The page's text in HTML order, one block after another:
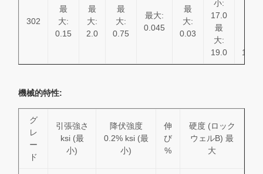
302
最
大:
0.15
最
大:
2.0
最
大:
0.75
最大:
0.045
最
大:
0.03
小:
17.0
最
大:
19.0
10.0
機械的特性:
グ
レ
ー
ド
引張強さ
ksi (最
小)
降伏強度
0.2% ksi (最
小)
伸
び
%
硬度 (ロック
ウェルB) 最
大